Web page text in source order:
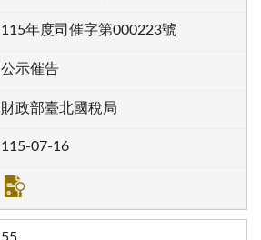
115年度司催字第000223號
公示催告
財政部臺北國稅局
115-07-16